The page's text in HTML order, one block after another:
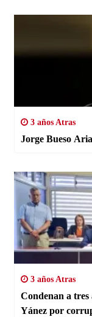
3 años Atras
Jorge Bueso
3 años Atras
Condenan a
Yánez por